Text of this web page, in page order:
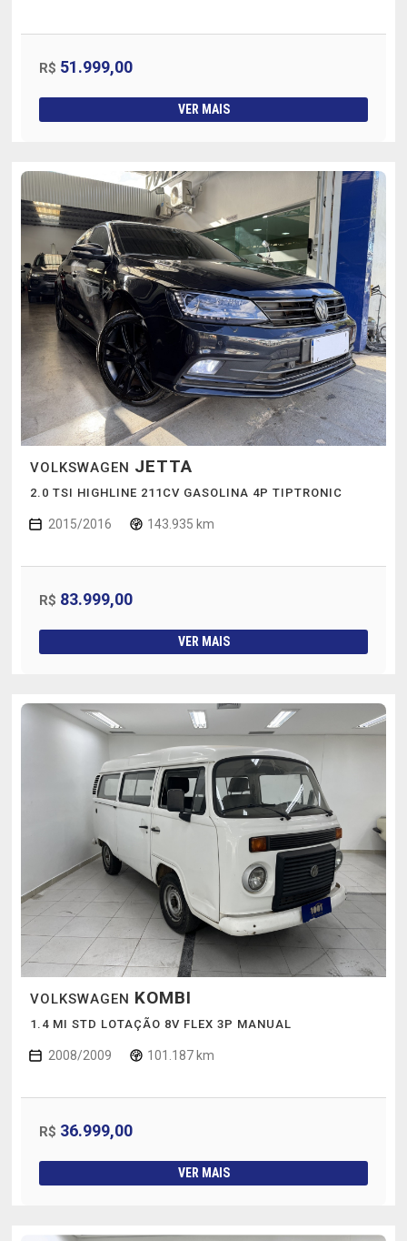
R$ 51.999,00
VER MAIS
VOLKSWAGEN JETTA
2.0 TSI HIGHLINE 211CV GASOLINA 4P TIPTRONIC
2015/2016 143.935 km
R$ 83.999,00
VER MAIS
VOLKSWAGEN KOMBI
1.4 MI STD LOTAÇÃO 8V FLEX 3P MANUAL
2008/2009 101.187 km
R$ 36.999,00
VER MAIS